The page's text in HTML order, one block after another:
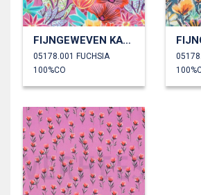
FIJNGEWEVEN KATOENEN POPLIN DIGITAAL BLOEMEN
05178.001 FUCHSIA
100%CO